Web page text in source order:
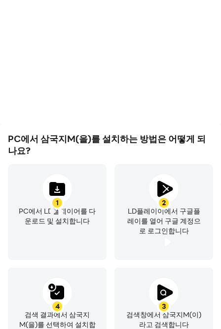
PC에서 삼국지M(을)를 설치하는 방법은 어떻게 되
나요?
1
PC에서 LD플레이어를 다
운로드 및 설치합니다
2
LD플레이이에서 구글플
레이를 열어 구글 계정으
로 로그인합니다
3
검색창에서 삼국지M(이)
라고 검색합니다
4
검색 결과에서 삼국지
M(을)를 선택하여 설치합